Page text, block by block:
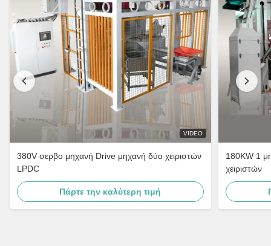
VIDEO
380V σερβο μηχανή Drive μηχανή δύο χειριστών
LPDC
Πάρτε την καλύτερη τιμή
180KW 1
χειριστών